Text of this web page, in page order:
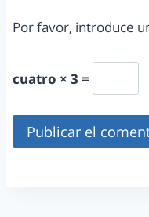
Por favor, introduce
cuatro × 3 =